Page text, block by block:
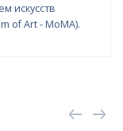
искусств
of Art - MoMA).